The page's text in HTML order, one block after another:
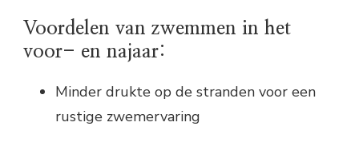
Voordelen van zwemmen in het
voor- en najaar:
Minder drukte op de stranden voor een
rustige zwemervaring